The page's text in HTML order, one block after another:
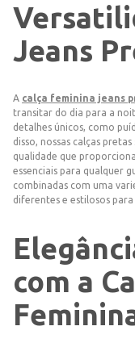
Jeans
A calça feminina jeans
transitar do dia para a
detalhes únicos, como
disso, nossas calças
qualidade que
essenciais para qualquer
combinadas com uma
diferentes e estilosos para
com a